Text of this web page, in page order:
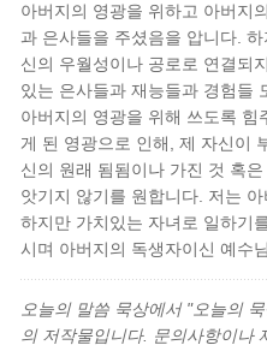
아버지의 영광을 위하고 아버지
과 은사들을 주셨음을 압니다.
신의 우월성이나 공로로 연결되
있는 은사들과 재능들과 경험들
아버지의 영광을 위해 쓰도록
게 된 영광으로 인해, 제 자신이
신의 원래 됨됨이나 가진 것 혹
앗기지 않기를 원합니다. 저는
하지만 가치있는 자녀로 일하기
시며 아버지의 독생자이신 예수
오늘의 말씀 묵상에서 "오늘의
의 저작물입니다. 문의사항이나